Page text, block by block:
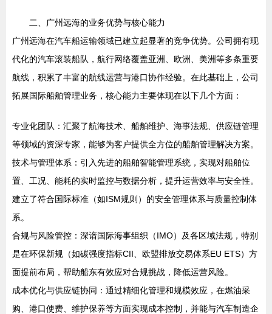
二、广州远海的业务优势与核心能力
广州远海在汽车船运输领域已建立起显著的竞争优势。公司拥有现
代化的汽车滚装船队，航行网络覆盖亚洲、欧洲、美洲等多条重要
航线，积累了丰富的航线运营与港口协作经验。在此基础上，公司
拓展国际船舶管理业务，核心能力主要体现在以下几个方面：
专业化团队：汇聚了航海技术、船舶维护、海事法规、供应链管理
等领域的资深专家，能够为客户提供全方位的船舶管理解决方案。
技术与管理体系：引入先进的船舶智能管理系统，实现对船舶位
置、工况、能耗的实时监控与数据分析，提升运营效率与安全性。
建立了符合国际标准（如ISM规则）的安全管理体系与质量控制体
系。
合规与风险管控：深谙国际海事组织（IMO）及各区域法规，特别
是在环保新规（如碳强度指标CII、欧盟排放交易体系EU ETS）方
面提前布局，帮助船东有效应对合规挑战，降低运营风险。
成本优化与供应链协同：通过精细化管理和规模效应，在燃油采
购、港口使费、维护保养等方面实现成本控制，并能与汽车制造企